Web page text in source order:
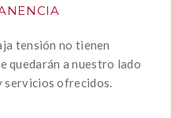
tensión no tienen
quedarán a nuestro lado
servicios ofrecidos.